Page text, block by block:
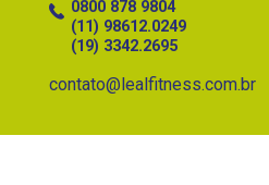
contato@lealfitness.com.br